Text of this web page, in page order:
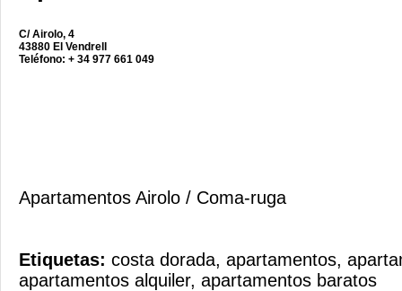
C/ Airolo, 4
43880 El Vendrell
Teléfono: + 34 977 661 049
Apartamentos Airolo / Coma-ruga
Etiquetas: costa dorada, apartamentos,
apartamentos alquiler, apartamentos baratos